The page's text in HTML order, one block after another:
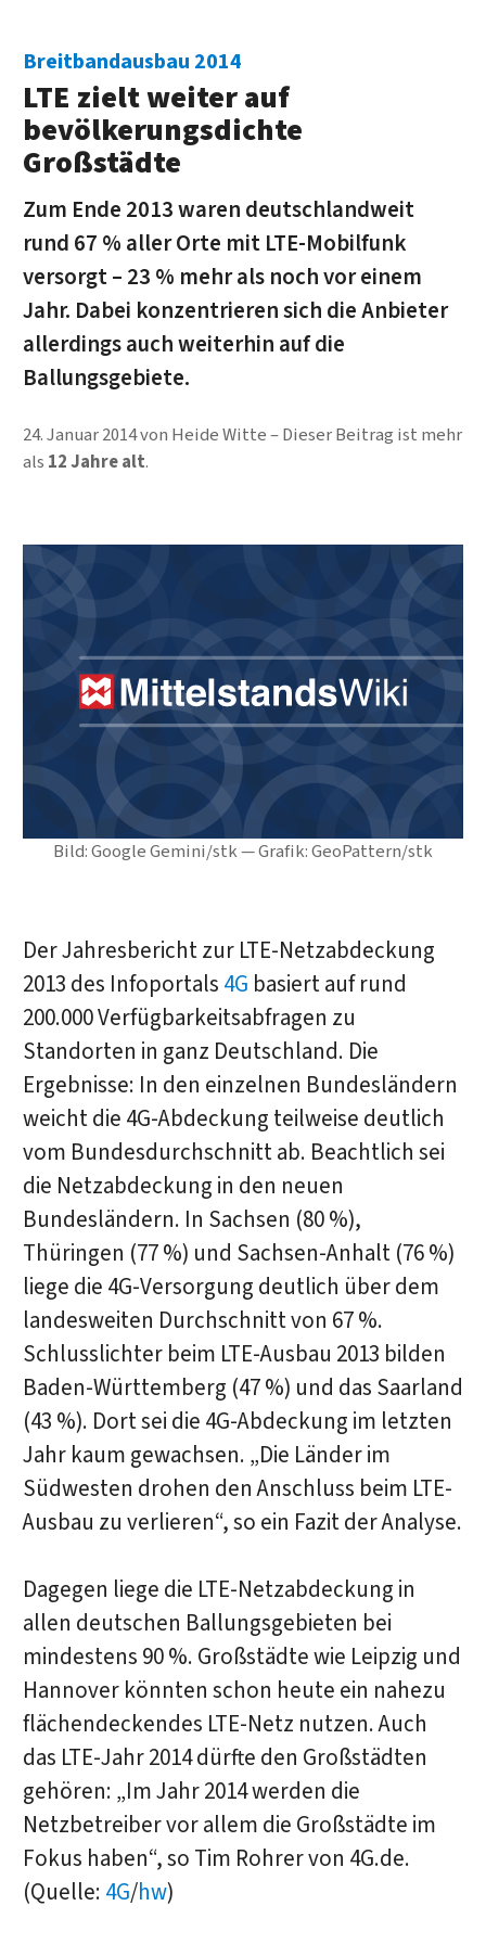
Bild: Google Gemini/stk — Grafik: GeoPattern/stk
Breitbandausbau 2014
LTE zielt weiter auf
bevölkerungsdichte
Großstädte
Zum Ende 2013 waren deutschlandweit
rund 67 % aller Orte mit LTE-Mobilfunk
versorgt – 23 % mehr als noch vor einem
Jahr. Dabei konzentrieren sich die Anbieter
allerdings auch weiterhin auf die
Ballungsgebiete.
24. Januar 2014von Heide Witte
Dieser Beitrag ist mehr
als 12 Jahre alt.
Der Jahresbericht zur LTE-Netzabdeckung
2013 des Infoportals 4G basiert auf rund
200.000 Verfügbarkeitsabfragen zu
Standorten in ganz Deutschland. Die
Ergebnisse: In den einzelnen Bundesländern
weicht die 4G-Abdeckung teilweise deutlich
vom Bundesdurchschnitt ab. Beachtlich sei
die Netzabdeckung in den neuen
Bundesländern. In Sachsen (80 %),
Thüringen (77 %) und Sachsen-Anhalt (76 %)
liege die 4G-Versorgung deutlich über dem
landesweiten Durchschnitt von 67 %.
Schlusslichter beim LTE-Ausbau 2013 bilden
Baden-Württemberg (47 %) und das Saarland
(43 %). Dort sei die 4G-Abdeckung im letzten
Jahr kaum gewachsen. „Die Länder im
Südwesten drohen den Anschluss beim LTE-
Ausbau zu verlieren“, so ein Fazit der Analyse.
Dagegen liege die LTE-Netzabdeckung in
allen deutschen Ballungsgebieten bei
mindestens 90 %. Großstädte wie Leipzig und
Hannover könnten schon heute ein nahezu
flächendeckendes LTE-Netz nutzen. Auch
das LTE-Jahr 2014 dürfte den Großstädten
gehören: „Im Jahr 2014 werden die
Netzbetreiber vor allem die Großstädte im
Fokus haben“, so Tim Rohrer von 4G.de.
(Quelle: 4G/hw)